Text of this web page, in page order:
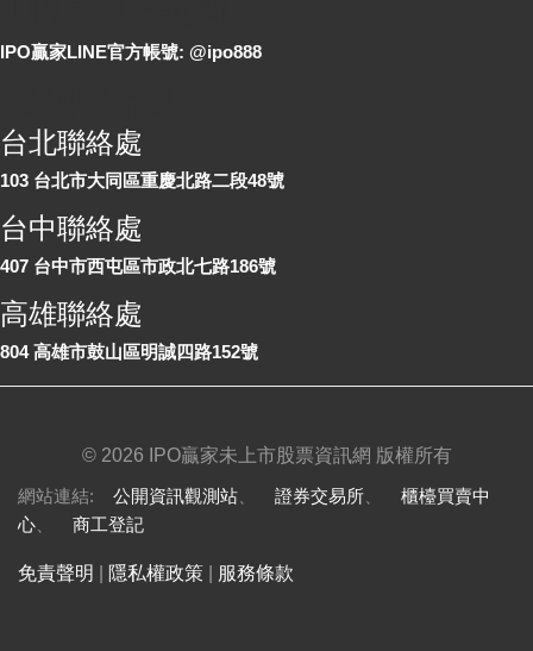
IPO贏家LINE官方帳號: @ipo888
台北聯絡處
103 台北市大同區重慶北路二段48號
台中聯絡處
407 台中市西屯區市政北七路186號
高雄聯絡處
804 高雄市鼓山區明誠四路152號
© 2026 IPO贏家未上市股票資訊網 版權所有
網站連結: 公開資訊觀測站 證券交易所
櫃檯買賣中
心
商工登記
免責聲明 隱私權政策 服務條款